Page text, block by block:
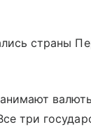
страны
три